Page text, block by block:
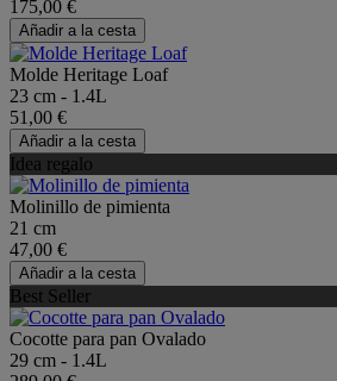
175,00 €
Añadir a la cesta
Molde Heritage Loaf
23 cm - 1.4L
51,00 €
Añadir a la cesta
Idea regalo
Molinillo de pimienta
21 cm
47,00 €
Añadir a la cesta
Best Seller
Cocotte para pan Ovalado
29 cm - 1.4L